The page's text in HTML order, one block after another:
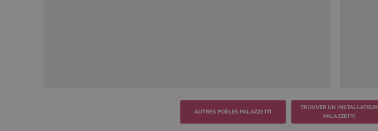
TROUVER UN INSTALLATEUR
PALAZZETTI